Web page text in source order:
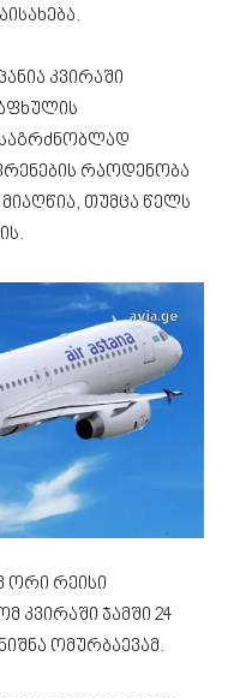
კვირაში
რაოდენობა
თუმცა წელს
ორი რეისი
კვირაში ჯამში 24
ომურბაევამ.